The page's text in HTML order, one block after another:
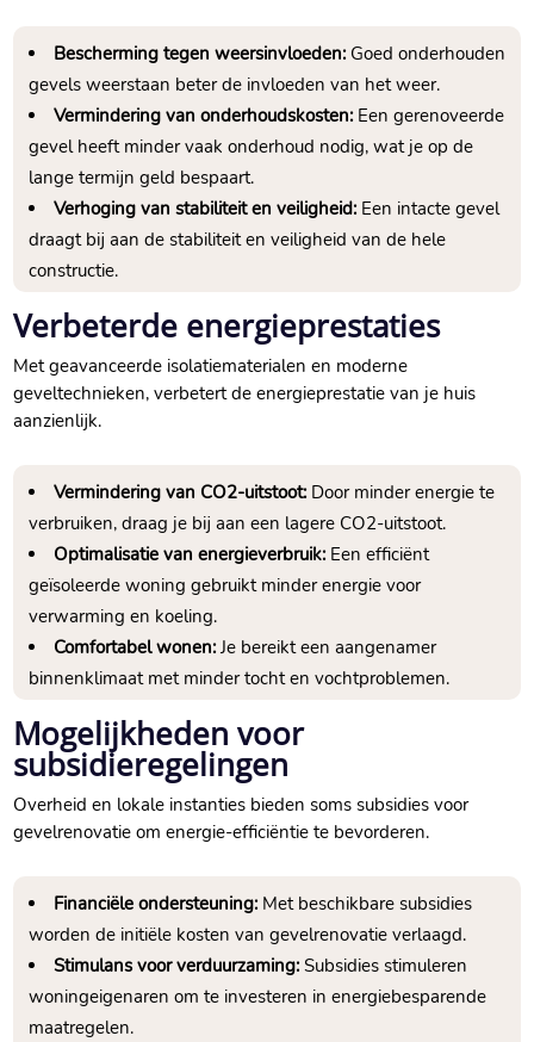
Bescherming tegen weersinvloeden:Goed onderhouden
gevels weerstaan beter de invloeden van het weer.​
Vermindering van onderhoudskosten:Een gerenoveerde
gevel heeft minder vaak onderhoud nodig, wat je op de
lange termijn geld bespaart.​
Verhoging van stabiliteit en veiligheid:Een intacte gevel
draagt bij aan de stabiliteit en veiligheid van de hele
constructie.​
Verbeterde energieprestaties
Met geavanceerde isolatiematerialen en moderne
geveltechnieken, verbetert de energieprestatie van je huis
aanzienlijk.​
Vermindering van CO2-uitstoot:Door minder energie te
verbruiken, draag je bij aan een lagere CO2-uitstoot.​
Optimalisatie van energieverbruik:Een efficiënt
geïsoleerde woning gebruikt minder energie voor
verwarming en koeling.​
Comfortabel wonen:Je bereikt een aangenamer
binnenklimaat met minder tocht en vochtproblemen.​
Mogelijkheden voor
subsidieregelingen
Overheid en lokale instanties bieden soms subsidies voor
gevelrenovatie om energie-efficiëntie te bevorderen.​
Financiële ondersteuning:Met beschikbare subsidies
worden de initiële kosten van gevelrenovatie verlaagd.​
Stimulans voor verduurzaming:Subsidies stimuleren
woningeigenaren om te investeren in energiebesparende
maatregelen.​